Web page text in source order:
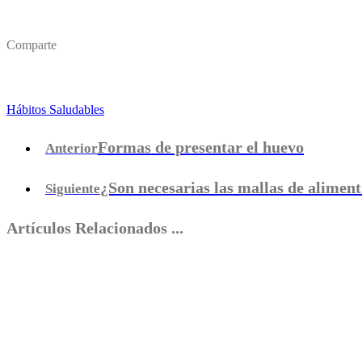
Comparte
Hábitos Saludables
AnteriorFormas de presentar el huevo
Siguiente¿Son necesarias las mallas de
Artículos Relacionados ...